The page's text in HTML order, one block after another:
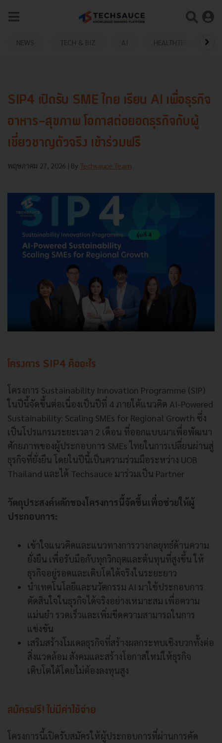
NEWS TECH & BIZ AI HEALTHTECH
SIP4 เปิดรับ SME ไทย เรียน AI เพื่อธุรกิจ
อาหาร-สุขภาพ โอกาสต่อยอดธุรกิจกับผู้
เชี่ยวชาญตัวจริง เข้าร่วมฟรี
พฤษภาคม 27, 2026 | By Techsauce Team
โครงการ SIP4 คืออะไร
โครงการ Sustainability Innovation Programme (SIP)
ในปีนี้จัดขึ้นต่อเนื่องเป็นปีที่ 4 ภายใต้แนวคิด AI-Powered
Sustainability: Scaling SMEs for Regional Growth ซึ่ง
เป็นโปรแกรมระยะเวลา 2 เดือน ที่ออกแบบมาเพื่อพัฒนา
ศักยภาพของผู้ประกอบการ SMEs ไทยในการเปลี่ยนผ่านสู่
ธุรกิจที่ยั่งยืน โดยในปีนี้เป็นความร่วมมือระหว่าง UOB
Thailand และได้ Techsauce มาร่วมเป็น Partner
วัตถุประสงค์หลักของโครงการนี้จัดขึ้นเพื่อช่วยให้ผู้
ประกอบการ:
เข้าใจแนวคิดและแนวทางการวางกลยุทธ์ด้านความ
ยั่งยืน เพื่อรับมือกับทุกวิกฤตและต้นทุนที่สูงขึ้น ให้
ธุรกิจอยู่รอดและเติบโตได้จริงในระยะยาว
นำเทคโนโลยีและนวัตกรรม AI มาใช้ประกอบการ
ตัดสินใจในธุรกิจได้จริงอย่างเหมาะสม เพื่อความ
แม่นยำ รวดเร็วและเพิ่มขีดความสามารถในการ
แข่งขัน
เสริมสร้างโมเดลธุรกิจที่สร้างผลกระทบเชิงบวกทั้งต่อ
สิ่งแวดล้อม สังคมและสร้างโอกาสใหม่ให้ธุรกิจ
เติบโตได้โดยไม่ต้องลงทุนสูง
สมัครฟรี! ไม่มีค่าใช้จ่าย
โครงการนี้เปิดรับสมัครให้ผู้ประกอบการที่ผ่านการคัด